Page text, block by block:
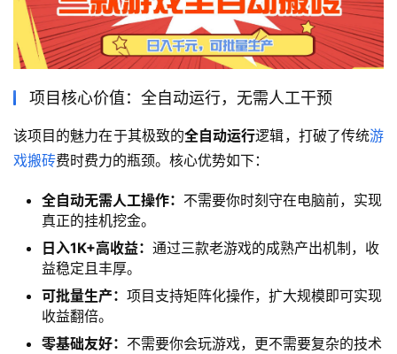
项目核心价值：全自动运行，无需人工干预
该项目的魅力在于其极致的全自动运行逻辑，打破了传统游
戏搬砖费时费力的瓶颈。核心优势如下：
全自动无需人工操作： 不需要你时刻守在电脑前，实现
真正的挂机挖金。
日入1K+高收益： 通过三款老游戏的成熟产出机制，收
益稳定且丰厚。
可批量生产： 项目支持矩阵化操作，扩大规模即可实现
收益翻倍。
零基础友好： 不需要你会玩游戏，更不需要复杂的技术